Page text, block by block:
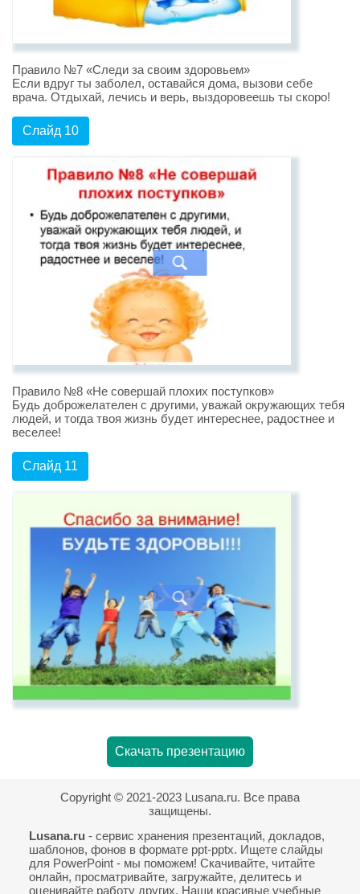
Правило №7 «Следи за своим здоровьем»
Если вдруг ты заболел, оставайся дома, вызови себе
врача. Отдыхай, лечись и верь, выздоровеешь ты скоро!
Слайд 10
Правило №8 «Не совершай плохих поступков»
Будь доброжелателен с другими, уважай окружающих тебя
людей, и тогда твоя жизнь будет интереснее, радостнее и
веселее!
Слайд 11
Скачать презентацию
Copyright © 2021-2023 Lusana.ru. Все права
защищены.
Lusana.ru - сервис хранения презентаций, докладов,
шаблонов, фонов в формате ppt-pptx. Ищете слайды
для PowerPoint - мы поможем! Скачивайте, читайте
онлайн, просматривайте, загружайте, делитесь и
оценивайте работу других. Наши красивые учебные